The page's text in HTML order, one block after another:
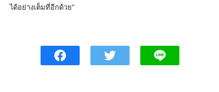
ได้อย่างเต็มที่อีกด้วย”